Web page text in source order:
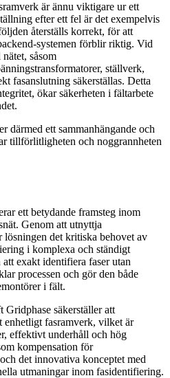
är ännu viktigare ur ett
efter ett fel är det exempelvis
återställs korrekt, för att
systemen förblir riktig. Vid
såsom
ställverk,
fasanslutning säkerställas. Detta
ökar säkerheten i fältarbete
därmed ett sammanhängande och
tillförlitligheten och noggrannheten
ett betydande framsteg inom
Genom att utnyttja
det kritiska behovet av
i komplexa och ständigt
exakt identifiera faser utan
processen och gör den både
i fält.
säkerställer att
enhetligt fasramverk, vilket är
effektivt underhåll och hög
kompensation för
det innovativa konceptet med
utmaningar inom fasidentifiering.